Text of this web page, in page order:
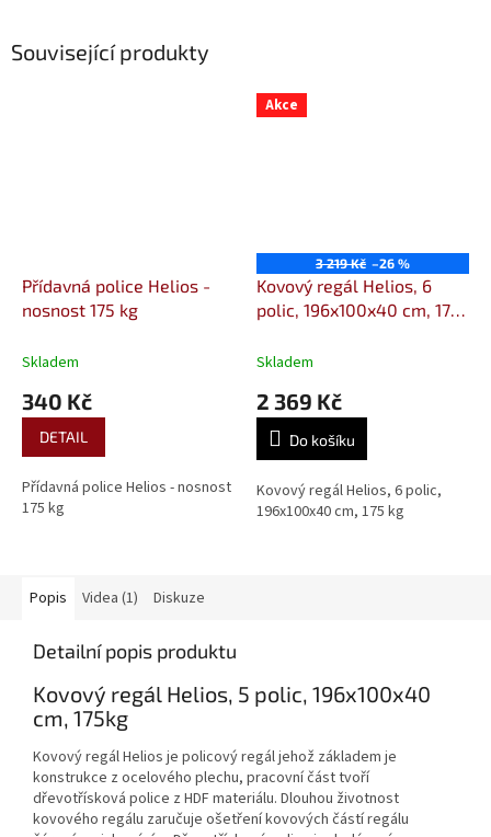
Související produkty
Přídavná police Helios -
nosnost 175 kg
Skladem
340 Kč
DETAIL
Přídavná police Helios - nosnost
175 kg
Akce
3 219 Kč –26 %
Kovový regál Helios, 6
polic, 196x100x40 cm, 175
Skladem
2 369 Kč
Do košíku
Kovový regál Helios, 6 polic,
196x100x40 cm, 175 kg
Popis Videa (1) Diskuze
Detailní popis produktu
Kovový regál Helios, 5 polic, 196x100x40
cm, 175kg
Kovový regál Helios je policový regál jehož základem je
konstrukce z ocelového plechu, pracovní část tvoří
dřevotřísková police z HDF materiálu. Dlouhou životnost
kovového regálu zaručuje ošetření kovových částí regálu